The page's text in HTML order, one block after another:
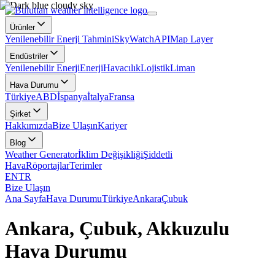
Ürünler
Yenilenebilir Enerji TahminiSkyWatchAPIMap Layer
Endüstriler
Yenilenebilir EnerjiEnerjiHavacılıkLojistikLiman
Hava Durumu
TürkiyeABDİspanyaİtalyaFransa
Şirket
HakkımızdaBize UlaşınKariyer
Blog
Weather Generatorİklim DeğişikliğiŞiddetli
HavaRöportajlarTerimler
ENTR
Bize Ulaşın
Ana SayfaHava DurumuTürkiyeAnkaraÇubuk
Ankara, Çubuk, Akkuzulu
Hava Durumu